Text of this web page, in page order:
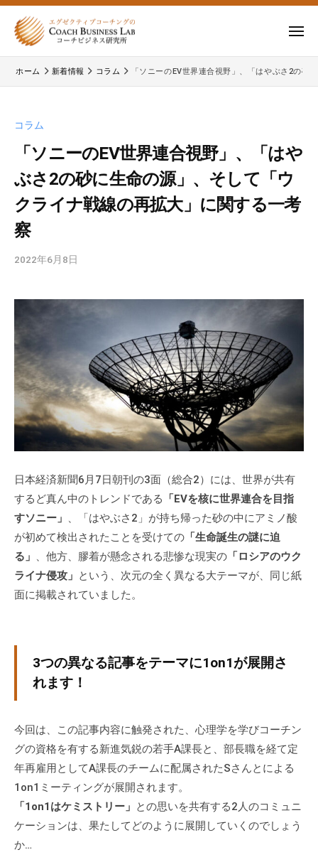
コ
ツ
株
式
社
ー
チ
ビ
ジ
ネ
ス
究
所
株
式
ー
ジ
ネ
ス
研
究
式
ホ
ー
ム
ペ
ー
ジ
で
。
当
社
で
は
主
に
グ
テ
ブ
コ
ー
チ
の
育
成
メ
ュ
ー
ホーム 新着情報 コラム 「ソニーのEV世界連合視野」、「はやぶさ2の
コラム
「ソニーのEV世界連合視野」、「はや
ぶさ2の砂に生命の源」、そして「ウ
クライナ戦線の再拡大」に関する一考
察
2022年6月8日
m
i
n
日本経済新聞6月7日朝刊の3面（総合2）には、世界が共有
するど真ん中のトレンドである
「EVを核に世界連合を目指
すソニー」 、「はやぶさ2」が持ち帰った砂の中にアミノ酸
が初めて検出されたことを受けての 「生命誕生の謎に迫
る」 、他方、膠着が懸念される悲惨な現実の 「ロシアのウク
ライナ侵攻」 という、次元の全く異なる大テーマが、同じ紙
面に掲載されていました。
3つの異なる記事をテーマに1on1が展開さ
れます！
今回は、この記事内容に触発された、心理学を学びコーチン
グの資格を有する新進気鋭の若手A課長と、部長職を経て定
年再雇用としてA課長のチームに配属されたSさんとによる
1on1ミーティングが展開されます。
「1on1はケミストリー」 との思いを共有する2人のコミュニ
ケーションは、果たしてどのように展開していくのでしょう
か…
式
会
社
コ
ー
ジ
ネ
研
究
所
ー